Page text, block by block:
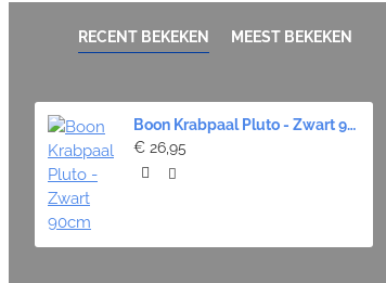
RECENT BEKEKEN MEEST BEKEKEN
Boon Krabpaal Pluto - Zwart 90cm
€ 26,95